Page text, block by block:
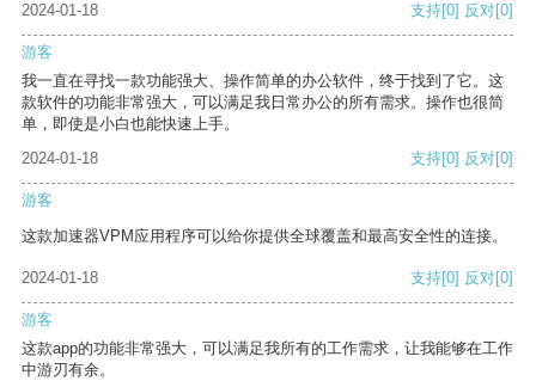
2024-01-18
支持[0] 反对[0]
游客
我一直在寻找一款功能强大、操作简单的办公软件，终于找到了它。这
款软件的功能非常强大，可以满足我日常办公的所有需求。操作也很简
单，即使是小白也能快速上手。
2024-01-18
支持[0] 反对[0]
游客
这款加速器VPM应用程序可以给你提供全球覆盖和最高安全性的连接。
2024-01-18 支持[0] 反对[0]
游客
这款app的功能非常强大，可以满足我所有的工作需求，让我能够在工作
中游刃有余。